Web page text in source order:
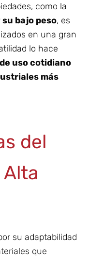
como la
bajo peso, es
en una gran
lo hace
uso cotidiano
más
del
su adaptabilidad
que